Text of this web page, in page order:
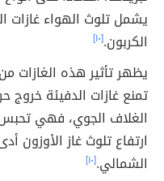
يشمل تلوث الهواء غازات
الكربون.[١٠]
يظهر تأثير هذه الغازات
تمنع غازات الدفيئة
الغلاف الجوي، فهي تحبس
ارتفاع تلوث غاز الأوزون
الشمالي.[١٠]